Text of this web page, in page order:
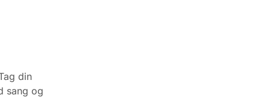
din
sang og